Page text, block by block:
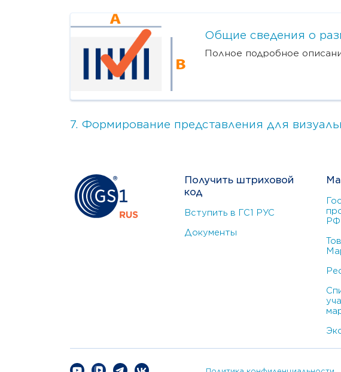
Общие сведения о
Полное подробное
7. Формирование представления для
Получить штриховой
код
Вступить в ГС1 РУС
Документы
РФ